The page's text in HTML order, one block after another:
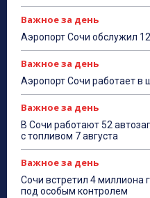
Важное за день
Аэропорт Сочи обслужил
Важное за день
Аэропорт Сочи работает в
Важное за день
В Сочи работают 52
с топливом 7 августа
Важное за день
Сочи встретил 4 миллиона
под особым контролем